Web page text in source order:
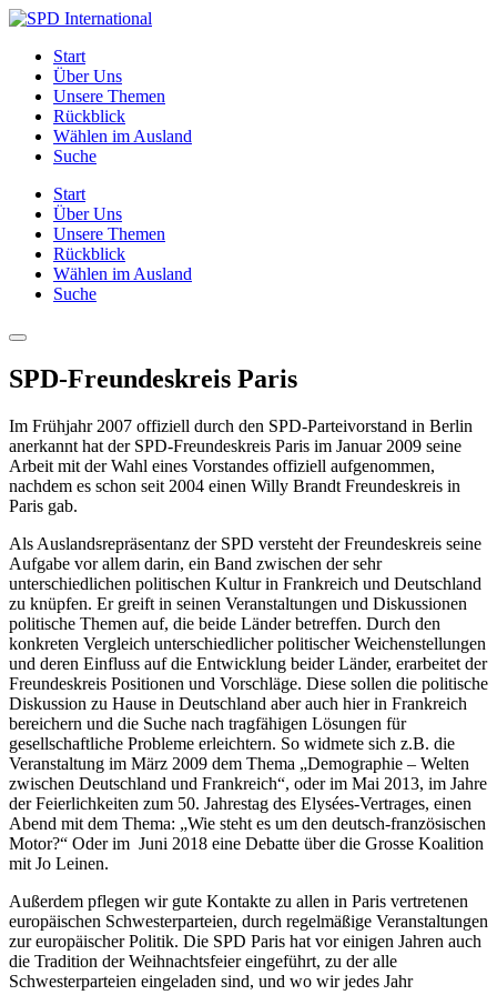
Skip
content
International
Start
Über Uns
Unsere Themen
Rückblick
Wählen im Ausland
Suche
Start
Über Uns
Unsere Themen
Rückblick
Wählen im Ausland
Suche
Menu
SPD-Freundeskreis Paris
Im Frühjahr 2007 offiziell durch den SPD-Parteivorstand in Berlin
anerkannt hat der SPD-Freundeskreis Paris im Januar 2009 seine
Arbeit mit der Wahl eines Vorstandes offiziell auf­ge­nommen,
nachdem es schon seit 2004 einen Willy Brandt Freundeskreis in
Paris gab.
Als Auslandsrepräsentanz der SPD versteht der Freundeskreis seine
Aufgabe vor allem darin, ein Band zwischen der sehr
unterschiedlichen politischen Kultur in Frankreich und Deutschland
zu knüpfen. Er greift in seinen Veranstaltungen und Diskussionen
politische Themen auf, die beide Länder betreffen. Durch den
konkreten Vergleich unterschiedlicher politischer Weichenstellungen
und deren Einfluss auf die Entwicklung beider Länder, erarbeitet der
Freundeskreis Positionen und Vorschläge. Diese sollen die politische
Diskussion zu Hause in Deutschland aber auch hier in Frankreich
bereichern und die Suche nach tragfähigen Lösungen für
gesellschaftliche Probleme erleichtern. So widmete sich z.B. die
Veranstaltung im März 2009 dem Thema „Demographie – Welten
zwischen Deutschland und Frankreich“, oder im Mai 2013, im Jahre
der Feierlichkeiten zum 50. Jahrestag des Elysées-Vertrages, einen
Abend mit dem Thema: „Wie steht es um den deutsch-französischen
Motor?“ Oder im Juni 2018 eine Debatte über die Grosse Koalition
mit Jo Leinen.
Außerdem pflegen wir gute Kontakte zu allen in Paris vertretenen
europäischen Schwesterparteien, durch regelmäßige Veranstaltungen
zur europäischer Politik. Die SPD Paris hat vor einigen Jahren auch
die Tradition der Weihnachtsfeier eingeführt, zu der alle
Schwesterparteien eingeladen sind, und wo wir jedes Jahr